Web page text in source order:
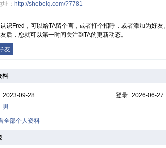
： http://shebeiq.com/?7781
识Fred，可以给TA留个言，或者打个招呼，或者添加为好友。
后，您就可以第一时间关注到TA的更新动态。
友
料
2023-09-28 登录: 2026-06-27
男
全部个人资料